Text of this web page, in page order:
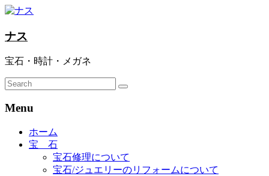
ナス
宝石・時計・メガネ
Menu
ホーム
宝 石
宝石修理について
宝石/ジュエリーのリフォームについて